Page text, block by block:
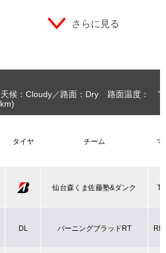
さらに見る
天候：Cloudy 路面：Dry
路面温度：
km)
タイヤ チーム マ
仙台森くま佐藤塾&ダンク
DL バーニングブラッドRT